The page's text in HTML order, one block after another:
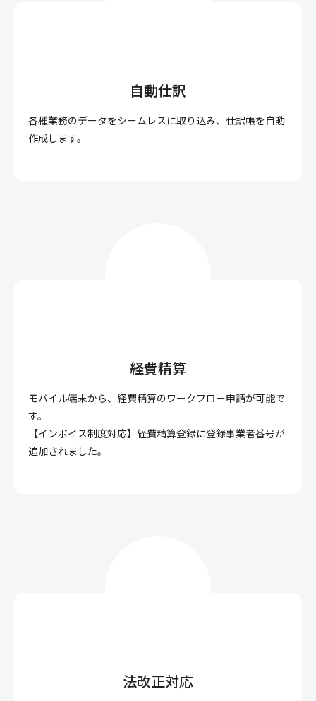
自動仕訳
各種業務のデータをシームレスに取り込み、仕訳帳を自動
作成します。
経費精算
モバイル端末から、経費精算のワークフロー申請が可能で
す。
【インボイス制度対応】経費精算登録に登録事業者番号が
追加されました。
法改正対応